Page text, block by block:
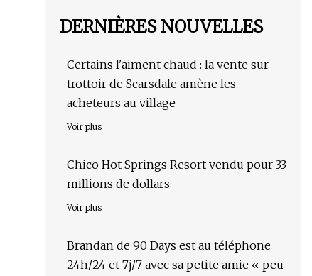
DERNIÈRES NOUVELLES
Certains l'aiment chaud : la vente sur
trottoir de Scarsdale amène les
acheteurs au village
Voir plus
Chico Hot Springs Resort vendu pour 33
millions de dollars
Voir plus
Brandan de 90 Days est au téléphone
24h/24 et 7j/7 avec sa petite amie « peu